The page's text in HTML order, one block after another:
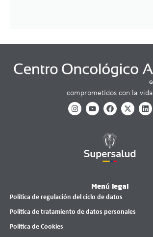
comprometidos con la vida
Menú legal
Política de regulación del ciclo de datos
Política de tratamiento de datos personales
Política de Cookies